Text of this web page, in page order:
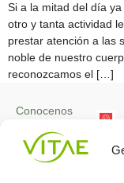
Si a la mitad del día
otro y tanta actividad
prestar atención a las
noble de nuestro
reconozcamos el […]
Conocenos
internaciona